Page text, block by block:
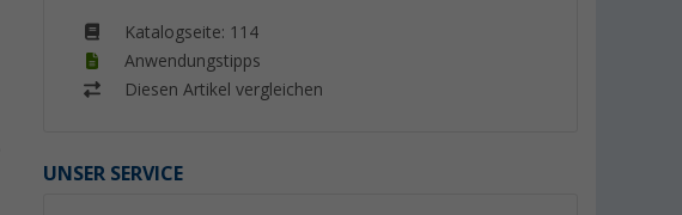
Katalogseite: 114
Anwendungstipps
Diesen Artikel vergleichen
UNSER SERVICE
Berger GreyNature